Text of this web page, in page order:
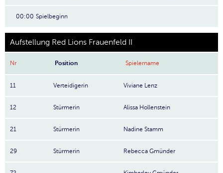
00:00 Spielbeginn
Aufstellung Red Lions Frauenfeld II
Nr Position Spielername
11 Verteidigerin Viviane Lenz
12 Stürmerin Alissa Hollenstein
21 Stürmerin Nadine Stamm
29 Stürmerin Rebecca Gmünder